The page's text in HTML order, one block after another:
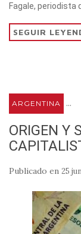
Fagale, periodista
SEGUIR
ARGENTINA ...
ORIGEN Y
Publicado en 25